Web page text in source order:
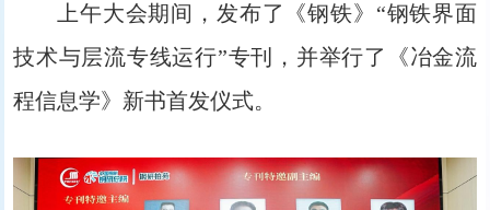
上午大会期间，发布了《钢铁》“钢铁界面
技术与层流专线运行”专刊，并举行了《冶金流
程信息学》新书首发仪式。